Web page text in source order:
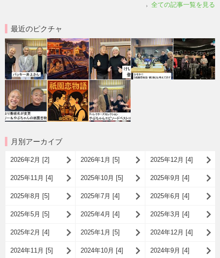
全ての記事一覧を見る
最近のピクチャ
月別アーカイブ
2026年2月 [2] 2026年1月 [5] 2025年12月 [4]
2025年11月 [4] 2025年10月 [5] 2025年9月 [4]
2025年8月 [5] 2025年7月 [4] 2025年6月 [4]
2025年5月 [5] 2025年4月 [4] 2025年3月 [4]
2025年2月 [4] 2025年1月 [5] 2024年12月 [4]
2024年11月 [5] 2024年10月 [4] 2024年9月 [4]